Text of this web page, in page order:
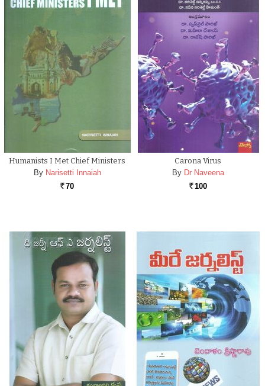
Humanists I Met Chief Ministers
By Narisetti Innaiah
Rs. 70
Carona Virus
By Dr Naveena
Rs. 100